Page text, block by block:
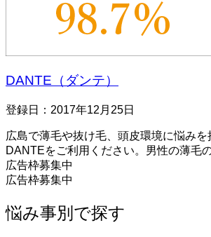
DANTE（ダンテ）
登録日：2017年12月25日
広島で薄毛や抜け毛、頭皮環境に悩み
DANTEをご利用ください。男性の薄毛
広告枠募集中
広告枠募集中
悩み事別で探す